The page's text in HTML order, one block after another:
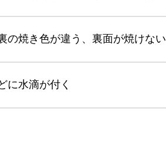
の焼き色が違う、裏面が焼けない
に水滴が付く